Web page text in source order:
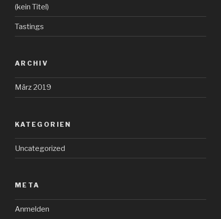
(kein Titel)
Tastings
ARCHIV
März 2019
KATEGORIEN
Uncategorized
META
Anmelden